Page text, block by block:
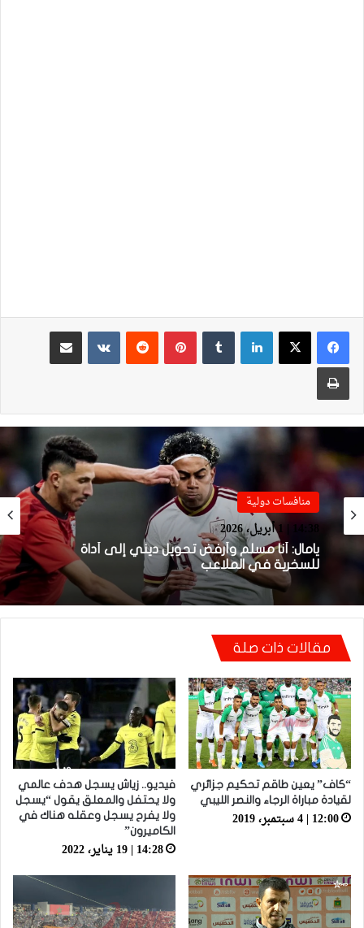
لينكدإن بينتيريست
مشاركة عبر البريد
طباعة
منافسات دولية
14:38 | 1 أبريل، 2026
يامال: أنا مسلم وأرفض تحويل ديني إلى أداة
للسخرية في الملاعب
Sportime TV
14:04 | 1 أبريل، 2026
فيديو.. لحظة اجتياح الجمهور الجزائري لأرضية
ملعب تورينو وإحداث فوضى عارمة داخله
مقالات ذات صلة
“كاف” يعين طاقم تحكيم جزائري
لقيادة مباراة الرجاء والنصر الليبي
12:00 | 4 سبتمبر، 2019
فيديو.. زياش يسجل هدف عالمي
ولا يحتفل والمعلق يقول “يسجل
ولا يفرح يسجل وعقله هناك في
الكاميرون”
14:28 | 19 يناير، 2022